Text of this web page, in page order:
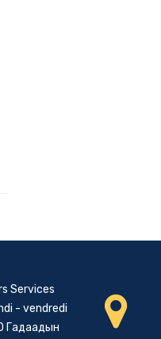
Services
- vendredi
Гадаадын